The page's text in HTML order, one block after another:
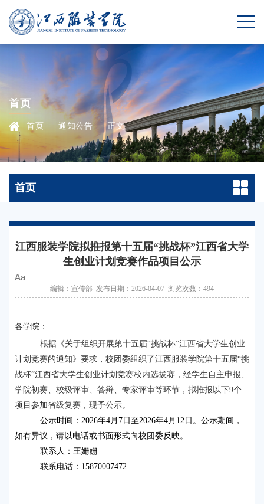
首页
首页 · 通知公告·正文
首页
江西服装学院拟推报第十五届“挑战杯”江西省大学
生创业计划竞赛作品项目公示
Aa
编辑：宣传部 发布日期：2026-04-07 浏览次数： 494
各学院：
根据《关于组织开展第十五届“挑战杯”江西省大学生创业
计划竞赛的通知》要求，校团委组织了江西服装学院第十五届“挑
战杯”江西省大学生创业计划竞赛校内选拔赛，经学生自主申报、
学院初赛、校级评审、答辩、专家评审等环节，拟推报以下9个
项目参加省级复赛，现予公示。
公示时间：2026年4月7日至2026年4月12日。公示期间，
如有异议，请以电话或书面形式向校团委反映。
联系人：王姗姗
联系电话： 15870007472